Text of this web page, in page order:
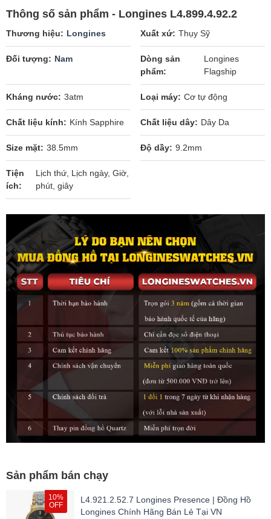
Thông số sản phẩm - Longines L4.899.4.92.2
Thương hiệu Longines Xuất xứ Thụy Sỹ
Đối tượng Nam
Dòng sản
phẩm
Longines
Flagship
Kháng nước 3atm Loại máy Cơ tự động
Chất liệu kính Kính Sapphire Chất liệu dây Dây Da
Size mặt 38.5mm Độ dầy 9.2mm
Tiện
ích
Lịch thứ, Lịch ngày, Giờ,
phút, giây
Sản phẩm bán chạy
10%
OFF
L4.921.2.52.7 Longines Presence | Đồng Hồ
Longines Chính Hãng Bán Lẻ Tại VN